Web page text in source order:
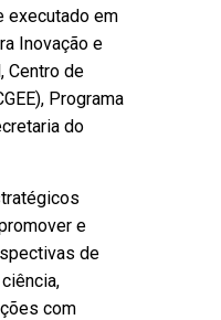
executado em
Inovação e
Centro de
Programa
do
e
de
com